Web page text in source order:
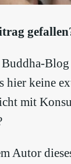
Buddha-
hier keine
mit
Autor